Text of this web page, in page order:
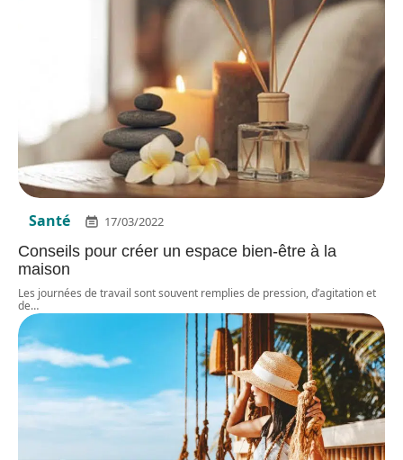
Santé 17/03/2022
Conseils pour créer un espace bien-être à la
maison
Les journées de travail sont souvent remplies de pression, d’agitation et
de…